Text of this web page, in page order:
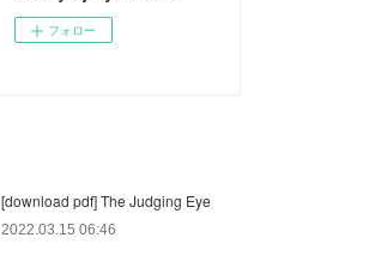
フォロー
[download pdf] The Judging Eye
2022.03.15 06:46